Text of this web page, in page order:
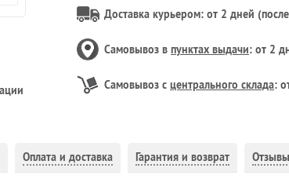
Доставка курьером: от 2 дней
Самовывоз в пунктах выдачи: от 2
Самовывоз с центрального склада:
Оплата и доставка Гарантия и возврат